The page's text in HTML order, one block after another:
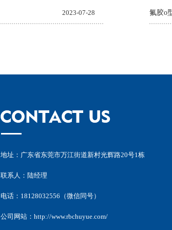
2023-07-28 氟胶o
地址：广东省东莞市万江街道新村光辉路20号1栋
联系人：陆经理
电话：18128032556（微信同号）
公司网站： http://www.rbchuyue.com/